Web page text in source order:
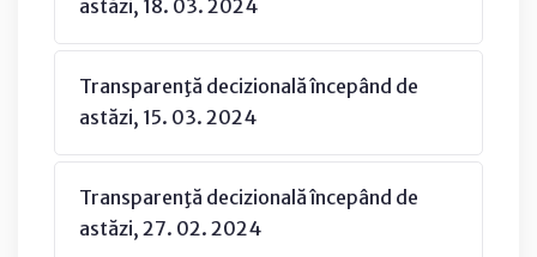
astăzi, 18. 03. 2024
Transparenţă decizională începând de
astăzi, 15. 03. 2024
Transparenţă decizională începând de
astăzi, 27. 02. 2024